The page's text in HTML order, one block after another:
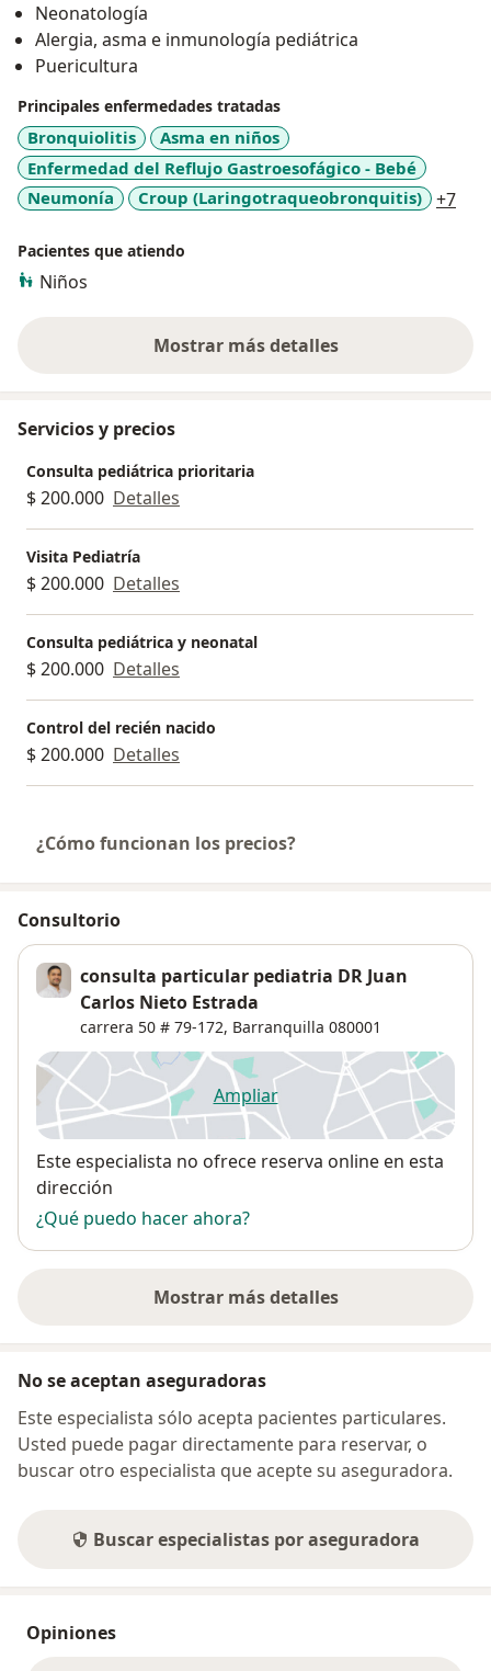
Neonatología
Alergia, asma e inmunología pediátrica
Puericultura
Principales enfermedades tratadas
Bronquiolitis
Asma en niños
Enfermedad del Reflujo Gastroesofágico - Bebé
Neumonía
Croup (Laringotraqueobronquitis) +7
Pacientes que atiendo
Niños
Mostrar más detalles
sobre la experiencia
Servicios y precios
Consulta pediátrica prioritaria
$ 200.000 Detalles
Visita Pediatría
$ 200.000 Detalles
Consulta pediátrica y neonatal
$ 200.000 Detalles
Control del recién nacido
$ 200.000 Detalles
¿Cómo funcionan los precios?
Consultorio
consulta particular pediatria DR Juan
Carlos Nieto Estrada
carrera 50 # 79-172, Barranquilla 080001
Ampliarse abre en una nueva
Disponibilidad
Este especialista no ofrece reserva online en esta
dirección
¿Qué puedo hacer ahora?
Mostrar más detalles
sobre la dirección
No se aceptan aseguradoras
Este especialista sólo acepta pacientes particulares.
Usted puede pagar directamente para reservar, o
buscar otro especialista que acepte su aseguradora.
Buscar especialistas por aseguradora
Opiniones